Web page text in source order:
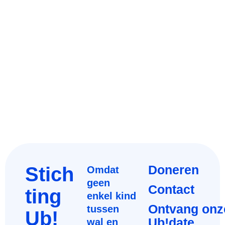
Stich
ting
Ub!
Omdat
geen
enkel kind
tussen
wal en
Doneren
Contact
Ontvang